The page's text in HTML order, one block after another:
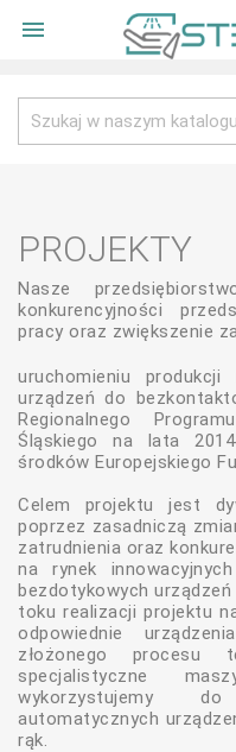

PROJEKTY
Nasze
konkurencyjności
pracy oraz zwiększenie
uruchomieniu produkcji
urządzeń do
Regionalnego
Śląskiego na lata
środków Europejskiego
Celem projektu jest
poprzez zasadniczą
zatrudnienia oraz
na rynek
bezdotykowych
toku realizacji projektu
odpowiednie
złożonego procesu
specjalistyczne
wykorzystujemy
automatycznych
rąk.